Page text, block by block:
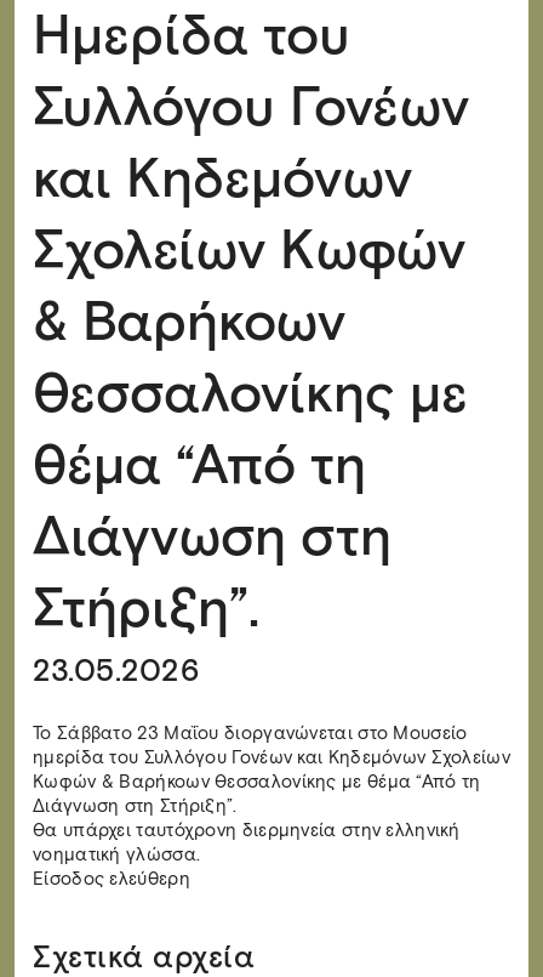
Ημερίδα του
Συλλόγου Γονέων
και Κηδεμόνων
Σχολείων Κωφών
& Βαρήκοων
Θεσσαλονίκης με
θέμα “Από τη
Διάγνωση στη
Στήριξη”.
23.05.2026
Το Σάββατο 23 Μαΐου διοργανώνεται στο Μουσείο
ημερίδα του Συλλόγου Γονέων και Κηδεμόνων Σχολείων
Κωφών & Βαρήκοων Θεσσαλονίκης με θέμα “Από τη
Διάγνωση στη Στήριξη”.
Θα υπάρχει ταυτόχρονη διερμηνεία στην ελληνική
νοηματική γλώσσα.
Είσοδος ελεύθερη
Σχετικά αρχεία